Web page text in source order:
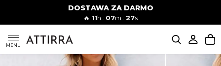
DOSTAWA ZA DARMO
🔥 11h : 07m : 26s
MENU
Mężczyźni
SUKIENKI